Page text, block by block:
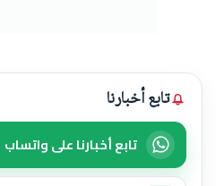
تابع أخبارنا
تابع أخبارنا على واتساب